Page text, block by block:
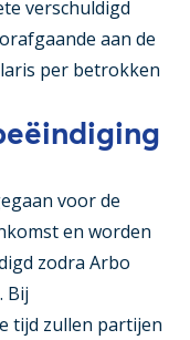
verschuldigd
aan de
per betrokken
voor de
en worden
zodra Arbo
Bij
tijd zullen partijen